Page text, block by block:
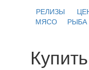
РЕЛИЗЫ
МЯСО
РЫБА